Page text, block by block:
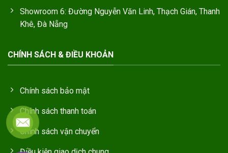
Showroom 6: Đường Nguyễn Văn Linh, Thạch Gián, Thanh
Khê, Đà Nẵng
CHÍNH SÁCH & ĐIỀU KHOẢN
Chính sách bảo mật
Chính sách thanh toán
Chính sách vận chuyển